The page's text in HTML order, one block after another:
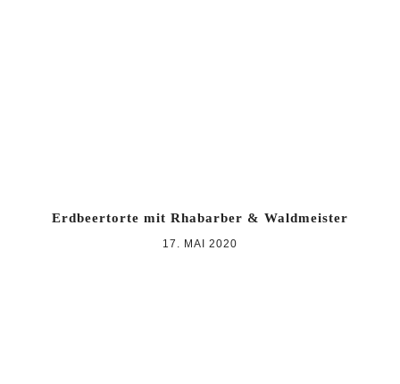
Erdbeertorte mit Rhabarber & Waldmeister
17. MAI 2020